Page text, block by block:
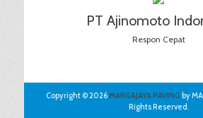
PT Ajinomoto
Respon Cepat
Copyright © 2026MARGAJAYA PAVING by
Rights Reserved.